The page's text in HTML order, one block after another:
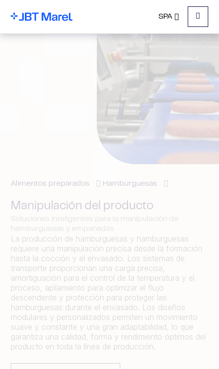
SPA
Menu
Alimentos preparados Hamburguesas
Manipulación del producto
Soluciones inteligentes para la manipulación de
hamburguesas y empanadas
La producción de hamburguesas y hamburguesas
requiere una manipulación precisa desde la formación
hasta la cocción y el envasado. Los sistemas de
transporte proporcionan una carga precisa,
amortiguación para el control de la temperatura y el
proceso, apilamiento para optimizar el flujo
descendente y protección para proteger las
hamburguesas durante el envasado. Los diseños
modulares y personalizados permiten un movimiento
suave y constante y una gran adaptabilidad, lo que
garantiza una calidad, forma y rendimiento óptimos del
producto en toda la línea de producción.